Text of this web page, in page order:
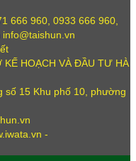
666 960, 0933 666 960,
HOẠCH VÀ ĐẦU TƯ HÀ
số 15 Khu phố 10, phường
-